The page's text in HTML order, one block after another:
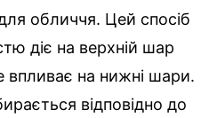
обличчя. Цей спосіб
діє на верхній шар
впливає на нижні шари.
відповідно до